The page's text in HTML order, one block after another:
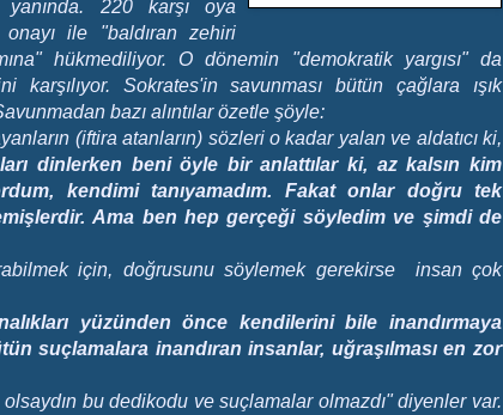
yanında. 220 karşı oya
ile "baldıran zehiri
hükmediliyor. O dönemin "demokratik yargısı" da
karşılıyor. Sokrates'in savunması bütün çağlara ışık
bazı alıntılar özetle şöyle:
(iftira atanların) sözleri o kadar yalan ve aldatıcı ki,
dinlerken beni öyle bir anlattılar ki, az kalsın kim
kendimi tanıyamadım. Fakat onlar doğru tek
Ama ben hep gerçeği söyledim ve şimdi de
için, doğrusunu söylemek gerekirse insan çok
yüzünden önce kendilerini bile inandırmaya
suçlamalara inandıran insanlar, uğraşılması en zor
bu dedikodu ve suçlamalar olmazdı" diyenler var.